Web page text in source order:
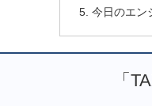
今日のエン
「